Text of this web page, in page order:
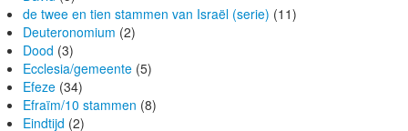
de twee en tien stammen van Israël (serie) (11)
Deuteronomium (2)
Dood (3)
Ecclesia/gemeente (5)
Efeze (34)
Efraïm/10 stammen (8)
Eindtijd (2)